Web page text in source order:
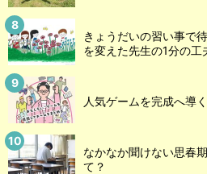
きょうだいの習い事で
を変えた先生の1分の工
人気ゲームを完成へ導
なかなか聞けない思春
て？